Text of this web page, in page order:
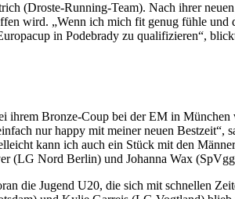
(Droste-Running-Team). Nach ihrer
wird. „Wenn ich mich fit genug fühle
in Podebrady zu qualifizieren“,
Bronze-Coup bei der EM in
nur happy mit meiner neuen
kann ich auch ein Stück mit den
(LG Nord Berlin) und Johanna Wax
die Jugend U20, die sich mit schnellen